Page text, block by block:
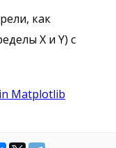
как
X и Y) с
Matplotlib